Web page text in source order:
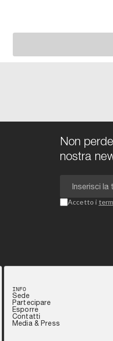
Non
nostra
Accetto i
INFO
Sede
Partecipare
Esporre
Contatti
Media & Press